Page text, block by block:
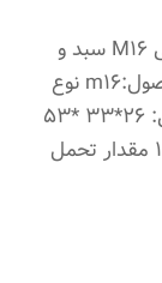
فروش جعبه سبد 20 کیلویی یا 25 کیلویی M16 سبد و
جعبه های دام و طیور آبزیان M16 کد محصول:m16 نوع
کالا: سبد دام و طیور و آبزیان ابعاد خارجی: 26*33 *53
ابعاد داخلی : 25.1*30*49.6 وزن: 1400g مقدار تحمل